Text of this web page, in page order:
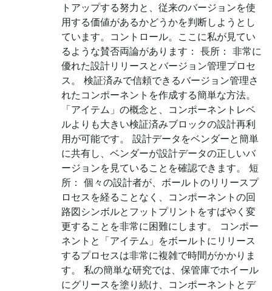
トアップする努力と、従来のバージョンを使
用する価値があるかどうかを判断しようとし
ています。コントロール。ここに私が見てい
るような賛否両論があります： 長所： 非常に
優れた設計リリースとバージョン管理プロセ
ス。 検証済みで信頼できるバージョン管理さ
れたコンポーネントを作成する簡単な方法。
「アイテム」の概念と、コンポーネントレベ
ルよりも大きい検証済みブロックの設計再利
用が可能です。 設計データをベンダーと簡単
に共有し、ベンダーが設計データの正しいバ
ージョンを見ていることを確認できます。 短
所： 個々の設計者が、ボールトのリリースプ
ロセスを経ることなく、コンポーネントの回
路図シンボルとフットプリントをすばやく変
更することを非常に困難にします。 コンポー
ネントと「アイテム」をボールトにリリース
するプロセスは非常に複雑で時間がかかりま
す。 私の簡単な研究では、保管庫でホイール
にグリースを塗り続け、コンポーネントとデ